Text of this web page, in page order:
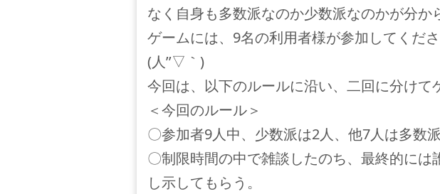
なく自身も多数派なのか少数派なのかが分か
ゲームには、9名の利用者様が参加してくだ
(人’’▽｀)
今回は、以下のルールに沿い、二回に分けて
＜今回のルール＞
〇参加者9人中、少数派は2人、他7人は多数派
〇制限時間の中で雑談したのち、最終的には
し示してもらう。